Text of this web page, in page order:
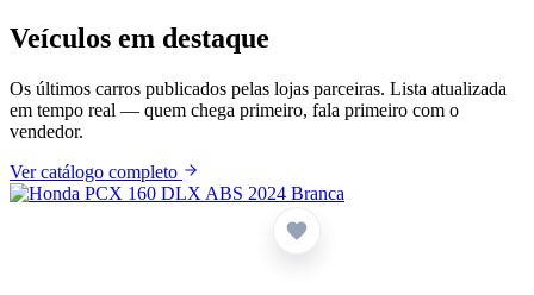
Veículos em destaque
Os últimos carros publicados pelas lojas parceiras. Lista atualizada
em tempo real — quem chega primeiro, fala primeiro com o
vendedor.
Ver catálogo completo